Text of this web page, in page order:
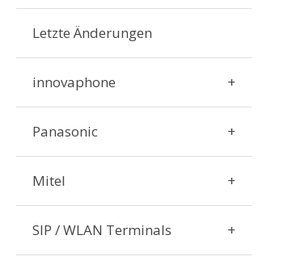
Letzte Änderungen
innovaphone
Panasonic
Mitel
SIP / WLAN Terminals